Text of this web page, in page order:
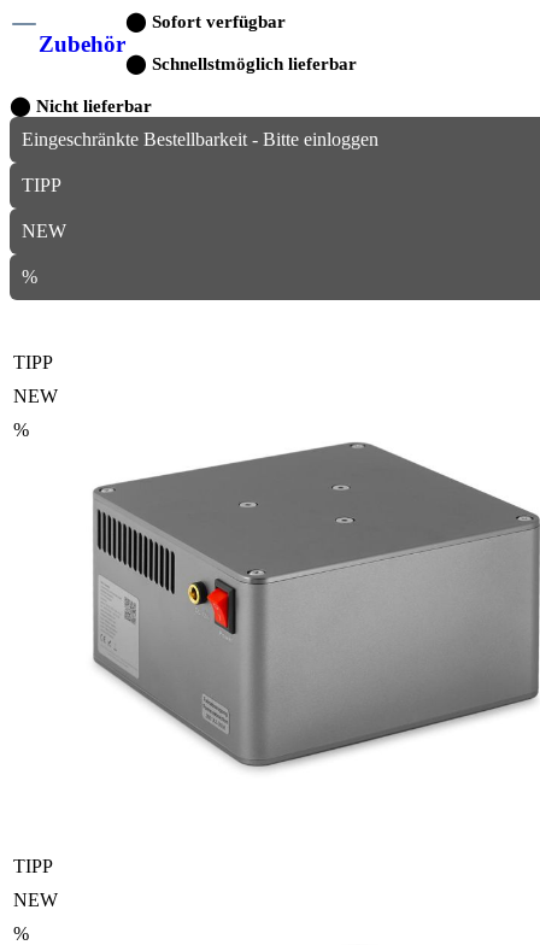
Zubehör
⬤ Sofort verfügbar
⬤ Schnellstmöglich lieferbar
⬤ Nicht lieferbar
Eingeschränkte Bestellbarkeit - Bitte einloggen
TIPP
NEW
%
TIPP
NEW
%
TIPP
NEW
%